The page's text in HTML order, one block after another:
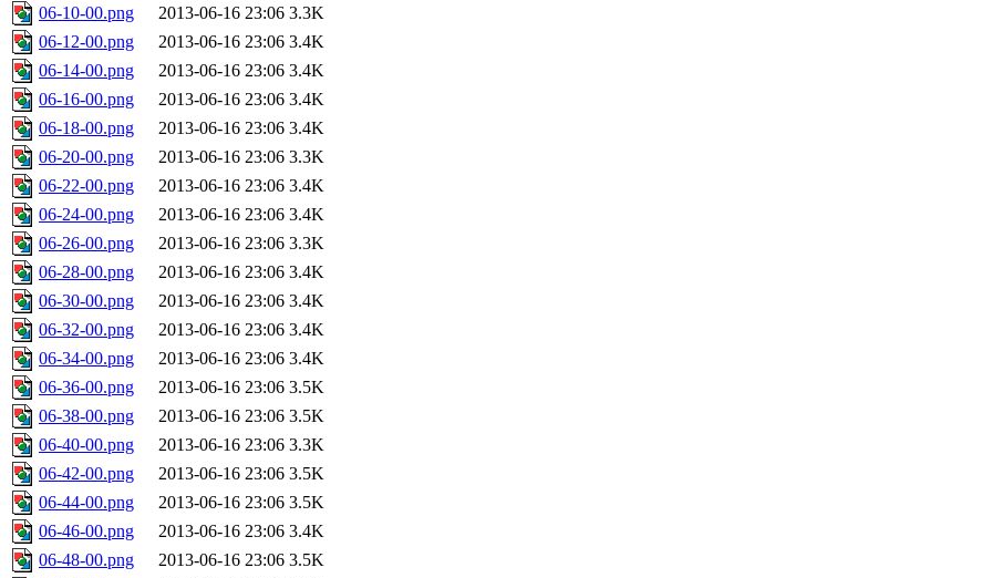
06-10-00.png
2013-06-16 23:06 3.3K
06-12-00.png
2013-06-16 23:06 3.4K
06-14-00.png
2013-06-16 23:06 3.4K
06-16-00.png
2013-06-16 23:06 3.4K
06-18-00.png
2013-06-16 23:06 3.4K
06-20-00.png
2013-06-16 23:06 3.3K
06-22-00.png
2013-06-16 23:06 3.4K
06-24-00.png
2013-06-16 23:06 3.4K
06-26-00.png
2013-06-16 23:06 3.3K
06-28-00.png
2013-06-16 23:06 3.4K
06-30-00.png
2013-06-16 23:06 3.4K
06-32-00.png
2013-06-16 23:06 3.4K
06-34-00.png
2013-06-16 23:06 3.4K
06-36-00.png
2013-06-16 23:06 3.5K
06-38-00.png
2013-06-16 23:06 3.5K
06-40-00.png
2013-06-16 23:06 3.3K
06-42-00.png
2013-06-16 23:06 3.5K
06-44-00.png
2013-06-16 23:06 3.5K
06-46-00.png
2013-06-16 23:06 3.4K
06-48-00.png
2013-06-16 23:06 3.5K